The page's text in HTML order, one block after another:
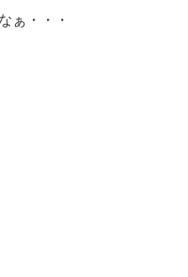
ぁ・・・